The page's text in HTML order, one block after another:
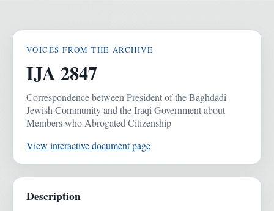
VOICES FROM THE ARCHIVE
IJA 2847
Correspondence between President of the Baghdadi
Jewish Community and the Iraqi Government about
Members who Abrogated Citizenship
View interactive document page
Description